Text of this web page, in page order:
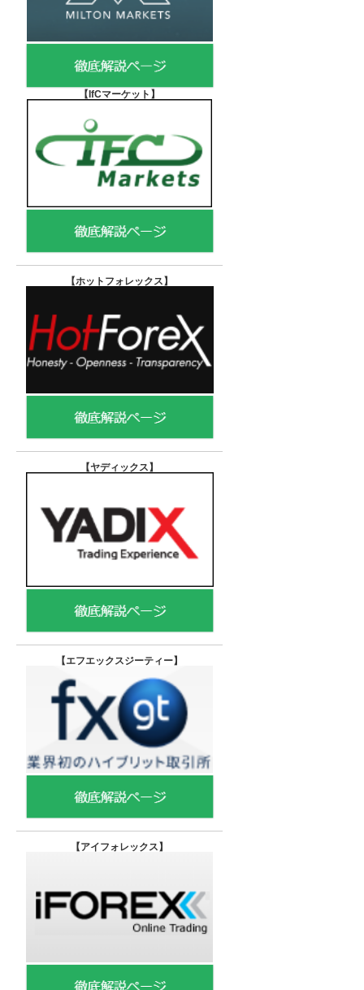
【IfCマーケット 】
【ホットフォレックス 】
【ヤディックス 】
【エフエックスジーティー】
【アイフォレックス】